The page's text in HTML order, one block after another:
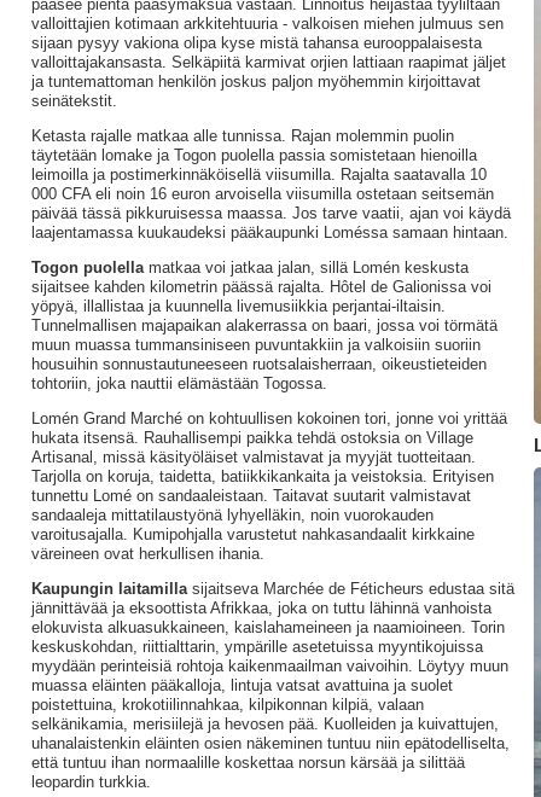
pääsee pientä pääsymaksua vastaan. Linnoitus heijastaa tyyliltään
valloittajien kotimaan arkkitehtuuria - valkoisen miehen julmuus sen
sijaan pysyy vakiona olipa kyse mistä tahansa eurooppalaisesta
valloittajakansasta. Selkäpiitä karmivat orjien lattiaan raapimat jäljet
ja tuntemattoman henkilön joskus paljon myöhemmin kirjoittavat
seinätekstit.
Ketasta rajalle matkaa alle tunnissa. Rajan molemmin puolin
täytetään lomake ja Togon puolella passia somistetaan hienoilla
leimoilla ja postimerkinnäköisellä viisumilla. Rajalta saatavalla 10
000 CFA eli noin 16 euron arvoisella viisumilla ostetaan seitsemän
päivää tässä pikkuruisessa maassa. Jos tarve vaatii, ajan voi käydä
laajentamassa kuukaudeksi pääkaupunki Loméssa samaan hintaan.
Togon puolellamatkaa voi jatkaa jalan, sillä Lomén keskusta
sijaitsee kahden kilometrin päässä rajalta. Hôtel de Galionissa voi
yöpyä, illallistaa ja kuunnella livemusiikkia perjantai-iltaisin.
Tunnelmallisen majapaikan alakerrassa on baari, jossa voi törmätä
muun muassa tummansiniseen puvuntakkiin ja valkoisiin suoriin
housuihin sonnustautuneeseen ruotsalaisherraan, oikeustieteiden
tohtoriin, joka nauttii elämästään Togossa.
Lomén Grand Marché on kohtuullisen kokoinen tori, jonne voi yrittää
hukata itsensä. Rauhallisempi paikka tehdä ostoksia on Village
Artisanal, missä käsityöläiset valmistavat ja myyjät tuotteitaan.
Tarjolla on koruja, taidetta, batiikkikankaita ja veistoksia. Erityisen
tunnettu Lomé on sandaaleistaan. Taitavat suutarit valmistavat
sandaaleja mittatilaustyönä lyhyelläkin, noin vuorokauden
varoitusajalla. Kumipohjalla varustetut nahkasandaalit kirkkaine
väreineen ovat herkullisen ihania.
Kaupungin laitamillasijaitseva Marchée de Féticheurs edustaa sitä
jännittävää ja eksoottista Afrikkaa, joka on tuttu lähinnä vanhoista
elokuvista alkuasukkaineen, kaislahameineen ja naamioineen. Torin
keskuskohdan, riittialttarin, ympärille asetetuissa myyntikojuissa
myydään perinteisiä rohtoja kaikenmaailman vaivoihin. Löytyy muun
muassa eläinten pääkalloja, lintuja vatsat avattuina ja suolet
poistettuina, krokotiilinnahkaa, kilpikonnan kilpiä, valaan
selkänikamia, merisiilejä ja hevosen pää. Kuolleiden ja kuivattujen,
uhanalaistenkin eläinten osien näkeminen tuntuu niin epätodelliselta,
että tuntuu ihan normaalille koskettaa norsun kärsää ja silittää
leopardin turkkia.